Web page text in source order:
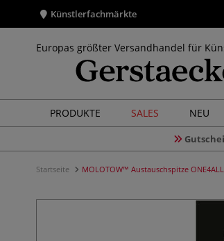
Künstlerfachmärkte
Europas größter Versandhandel für
PRODUKTE SALES NEU
Startseite MOLOTOW™ Austauschspitze